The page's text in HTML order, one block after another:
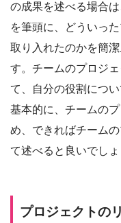
の成果を述べる場合
を筆頭に、どういっ
取り入れたのかを簡
す。チームのプロジ
て、自分の役割につ
基本的に、チームの
め、できればチーム
て述べると良いでしょ
プロジェクトの